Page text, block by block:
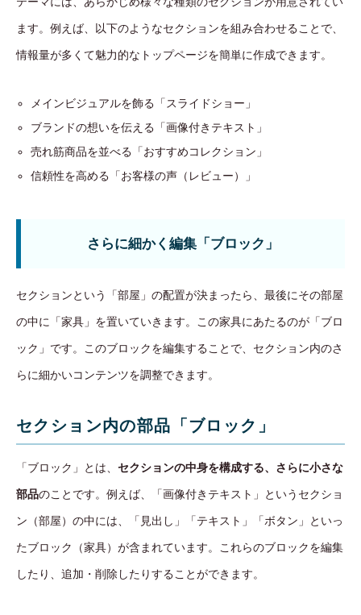
ます。例えば、以下のようなセクションを組み合わせることで、
情報量が多くて魅力的なトップページを簡単に作成できます。
メインビジュアルを飾る「スライドショー」
ブランドの想いを伝える「画像付きテキスト」
売れ筋商品を並べる「おすすめコレクション」
信頼性を高める「お客様の声（レビュー）」
さらに細かく編集「ブロック」
セクションという「部屋」の配置が決まったら、最後にその部屋
の中に「家具」を置いていきます。この家具にあたるのが「ブロ
ック」です。このブロックを編集することで、セクション内のさ
らに細かいコンテンツを調整できます。
セクション内の部品「ブロック」
「ブロック」とは、 セクションの中身を構成する、さらに小さな
部品のことです。例えば、「画像付きテキスト」というセクショ
ン（部屋）の中には、「見出し」「テキスト」「ボタン」といっ
たブロック（家具）が含まれています。これらのブロックを編集
したり、追加・削除したりすることができます。